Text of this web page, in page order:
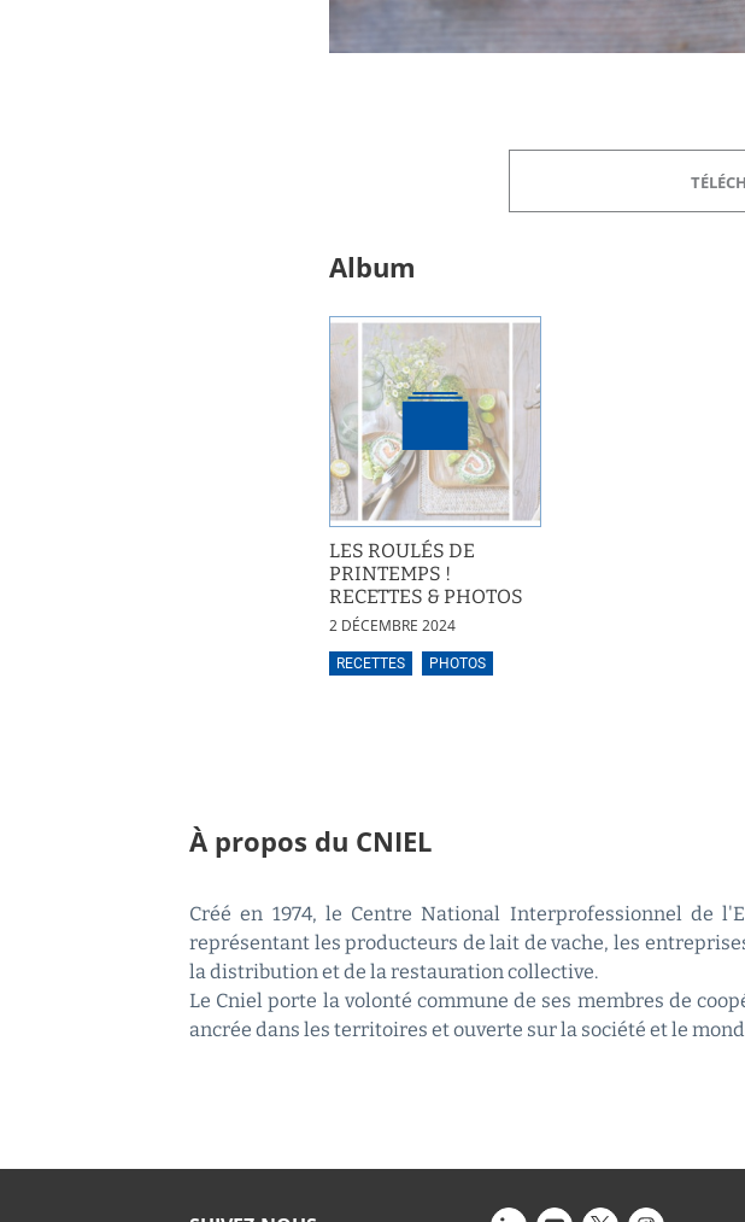
Album
LES ROULÉS DE
PRINTEMPS !
RECETTES & PHOTOS
2 DÉCEMBRE 2024
RECETTES PHOTOS
À propos du CNIEL
Créé en 1974, le Centre National Interprofessionnel de
représentant les producteurs de lait de vache, les
la distribution et de la restauration collective.
Le Cniel porte la volonté commune de ses membres de
ancrée dans les territoires et ouverte sur la société et le